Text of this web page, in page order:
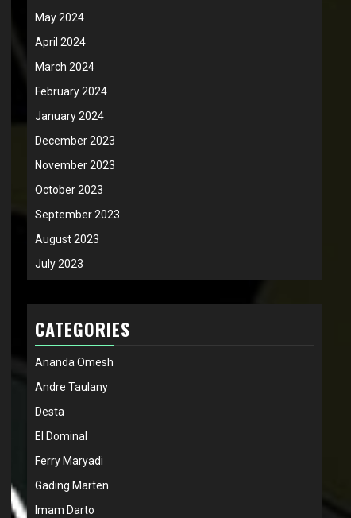
May 2024
April 2024
March 2024
February 2024
January 2024
December 2023
November 2023
October 2023
September 2023
August 2023
July 2023
CATEGORIES
Ananda Omesh
Andre Taulany
Desta
El Dominal
Ferry Maryadi
Gading Marten
Imam Darto